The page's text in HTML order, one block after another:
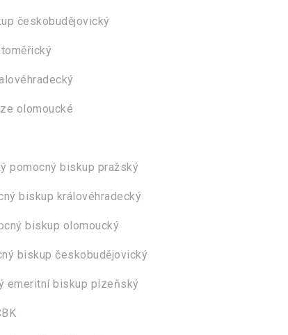
českobudějovický
olomoucké
pomocný biskup pražský
biskup královéhradecký
biskup olomoucký
biskup českobudějovický
emeritní biskup plzeňský